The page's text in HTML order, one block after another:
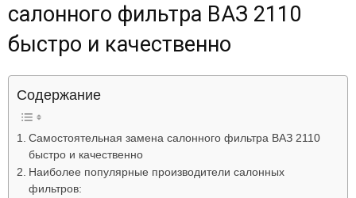
Лада
салонного фильтра ВАЗ 2110
быстро и качественно
Содержание
Самостоятельная замена салонного фильтра ВАЗ 2110
быстро и качественно
Наиболее популярные производители салонных
фильтров: